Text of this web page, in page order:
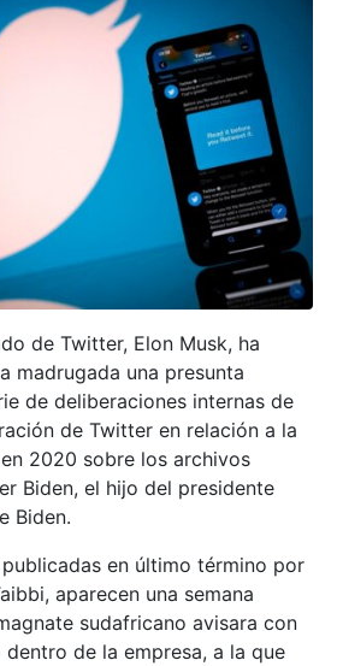
de Twitter, Elon Musk, ha
madrugada una presunta
de deliberaciones internas de
de Twitter en relación a la
2020 sobre los archivos
Biden, el hijo del presidente
Biden.
en último término por
aparecen una semana
sudafricano avisara con
de la empresa, a la que